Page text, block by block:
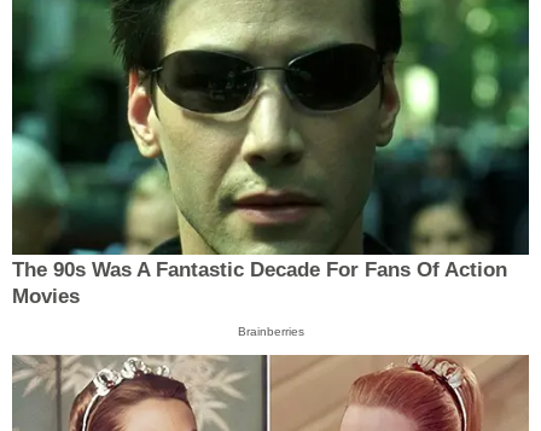
The 90s Was A Fantastic Decade For Fans Of Action
Movies
Brainberries